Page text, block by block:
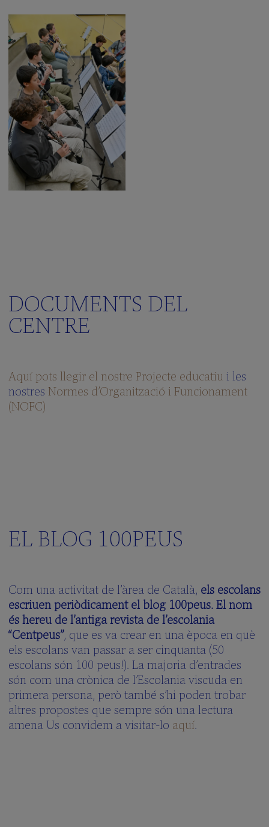
DOCUMENTS DEL
CENTRE
Aquí pots llegir el nostre Projecte educatiu i les
nostres Normes d’Organització i Funcionament
(NOFC)
EL BLOG 100PEUS
Com una activitat de l’àrea de Català, els escolans
escriuen periòdicament el blog 100peus. El nom
és hereu de l’antiga revista de l’escolania
“Centpeus”, que es va crear en una època en què
els escolans van passar a ser cinquanta (50
escolans són 100 peus!). La majoria d’entrades
són com una crònica de l’Escolania viscuda en
primera persona, però també s’hi poden trobar
altres propostes que sempre són una lectura
amena Us convidem a visitar-lo aquí.